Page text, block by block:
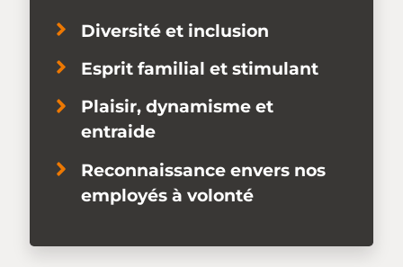
Diversité et inclusion
Esprit familial et stimulant
Plaisir, dynamisme et
entraide
Reconnaissance envers nos
employés à volonté